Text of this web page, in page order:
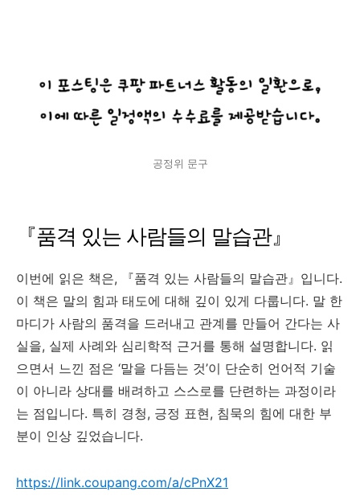
공정위 문구
『품격 있는 사람들의 말습관』
이번에 읽은 책은, 『품격 있는 사람들의 말습관』입니다.
이 책은 말의 힘과 태도에 대해 깊이 있게 다룹니다. 말 한
마디가 사람의 품격을 드러내고 관계를 만들어 간다는 사
실을, 실제 사례와 심리학적 근거를 통해 설명합니다. 읽
으면서 느낀 점은 ‘말을 다듬는 것’이 단순히 언어적 기술
이 아니라 상대를 배려하고 스스로를 단련하는 과정이라
는 점입니다. 특히 경청, 긍정 표현, 침묵의 힘에 대한 부
분이 인상 깊었습니다.
https://link.coupang.com/a/cPnX21